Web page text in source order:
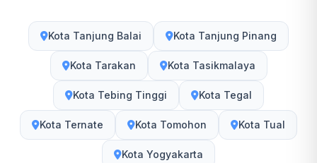
Kota Tanjung Balai Kota Tanjung Pinang
Kota Tarakan Kota Tasikmalaya
Kota Tebing Tinggi Kota Tegal
Kota Ternate Kota Tomohon Kota Tual
Kota Yogyakarta